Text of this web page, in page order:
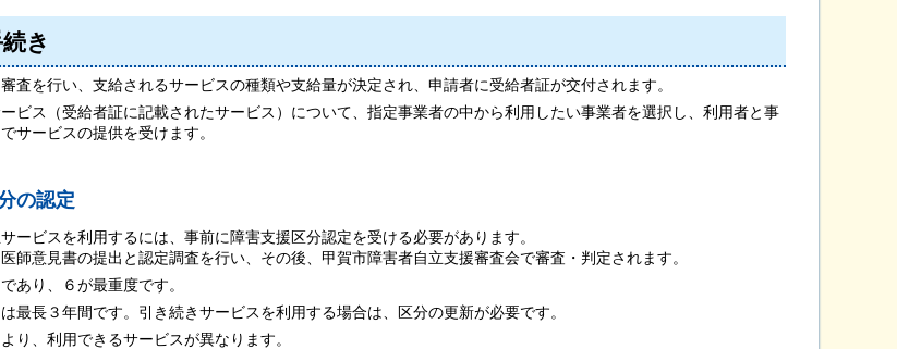
き
査を行い、支給されるサービスの種類や支給量が決定され、申請者に受給者証が交付されます。
ビス（受給者証に記載されたサービス）について、指定事業者の中から利用したい事業者を選択し、利用者と事
サービスの提供を受けます。
の認定
ービスを利用するには、事前に障害支援区分認定を受ける必要があります。
師意見書の提出と認定調査を行い、その後、甲賀市障害者自立支援審査会で審査・判定されます。
あり、６が最重度です。
最長３年間です。引き続きサービスを利用する場合は、区分の更新が必要です。
り、利用できるサービスが異なります。